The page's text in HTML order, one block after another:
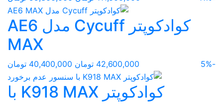
کوادکوپتر Cycuff مدل AE6
MAX
-5% 42,600,000 تومان 40,400,000 تومان
کوادکوپتر K918 MAX با